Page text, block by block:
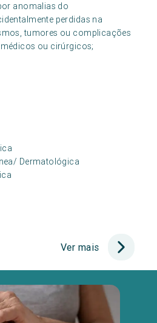
anomalias do
perdidas na
tumores ou complicações
ou cirúrgicos;
Dermatológica
Ver mais